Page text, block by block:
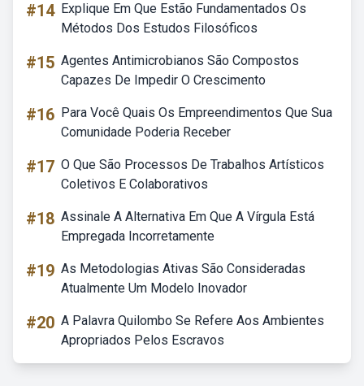
#14 Explique Em Que Estão Fundamentados Os
Métodos Dos Estudos Filosóficos
#15 Agentes Antimicrobianos São Compostos
Capazes De Impedir O Crescimento
#16 Para Você Quais Os Empreendimentos Que Sua
Comunidade Poderia Receber
#17 O Que São Processos De Trabalhos Artísticos
Coletivos E Colaborativos
#18 Assinale A Alternativa Em Que A Vírgula Está
Empregada Incorretamente
#19 As Metodologias Ativas São Consideradas
Atualmente Um Modelo Inovador
#20 A Palavra Quilombo Se Refere Aos Ambientes
Apropriados Pelos Escravos